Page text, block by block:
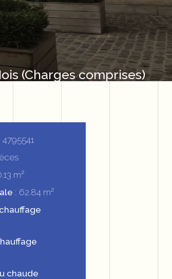
(Charges comprises)
4795541
m²
62.84 m²
chaude